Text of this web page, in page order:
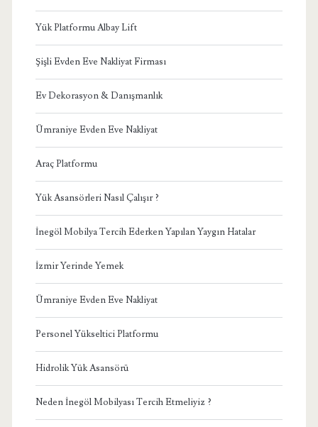
Yük Platformu Albay Lift
Şişli Evden Eve Nakliyat Firması
Ev Dekorasyon & Danışmanlık
Ümraniye Evden Eve Nakliyat
Araç Platformu
Yük Asansörleri Nasıl Çalışır ?
İnegöl Mobilya Tercih Ederken Yapılan Yaygın Hatalar
İzmir Yerinde Yemek
Ümraniye Evden Eve Nakliyat
Personel Yükseltici Platformu
Hidrolik Yük Asansörü
Neden İnegöl Mobilyası Tercih Etmeliyiz ?